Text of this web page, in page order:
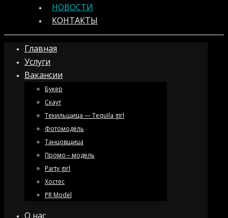
НОВОСТИ
КОНТАКТЫ
Главная
Услуги
Вакансии
Букер
Скаут
Текильщица — Tequila girl
Фотомодель
Танцовщица
Промо – модель
Party girl
Хостес
PR Model
О нас